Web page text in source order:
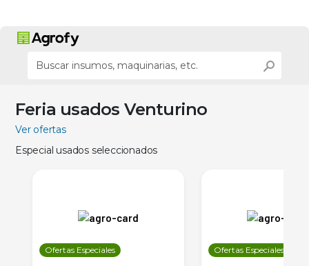
Feria usados Venturino
Ver ofertas
Especial usados seleccionados
Ofertas Especiales Ofertas Especiales